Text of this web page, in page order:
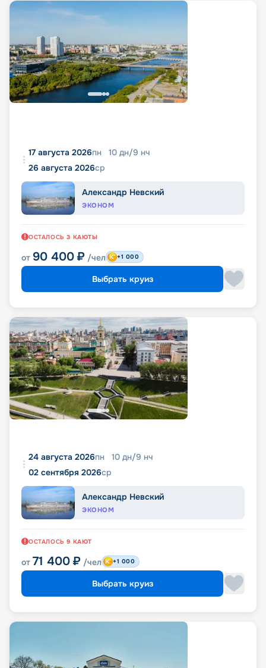
17 августа 2026пн 10 дн/9 нч
26 августа 2026ср
Александр Невский
ЭКОНОМ
ОСТАЛОСЬ 3 КАЮТЫ
от 90 400 ₽ /чел +1 000
Выбрать круиз
24 августа 2026пн 10 дн/9 нч
02 сентября 2026ср
Александр Невский
ЭКОНОМ
ОСТАЛОСЬ 9 КАЮТ
от 71 400 ₽ /чел +1 000
Выбрать круиз